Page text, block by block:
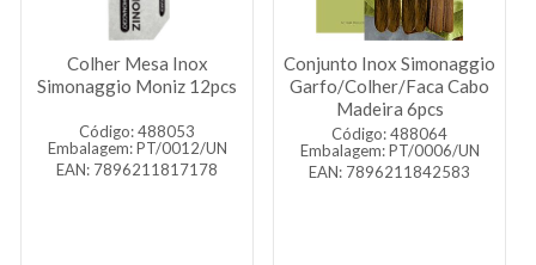
Colher Mesa Inox
Simonaggio Moniz 12pcs
Código: 488053
Embalagem: PT/0012/UN
EAN: 7896211817178
Conjunto Inox Simonaggio
Garfo/Colher/Faca Cabo
Madeira 6pcs
Código: 488064
Embalagem: PT/0006/UN
EAN: 7896211842583